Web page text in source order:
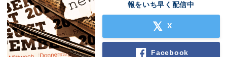
報をいち早く配信中
X
Facebook